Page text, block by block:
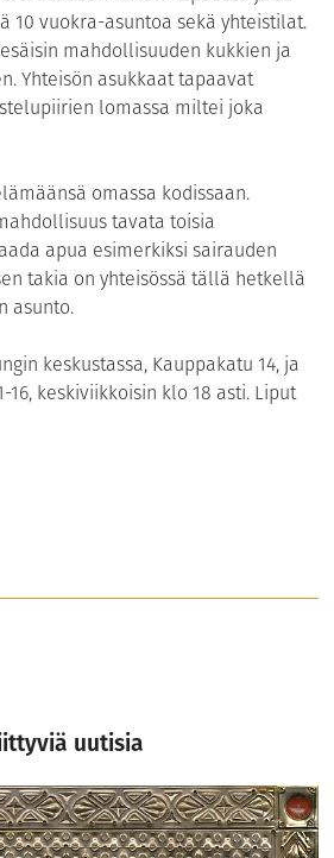
10 vuokra-asuntoa sekä yhteistilat.
mahdollisuuden kukkien ja
Yhteisön asukkaat tapaavat
lomassa miltei joka
omassa kodissaan.
tavata toisia
apua esimerkiksi sairauden
takia on yhteisössä tällä hetkellä
asunto.
keskustassa, Kauppakatu 14, ja
16, keskiviikkoisin klo 18 asti. Liput
uutisia